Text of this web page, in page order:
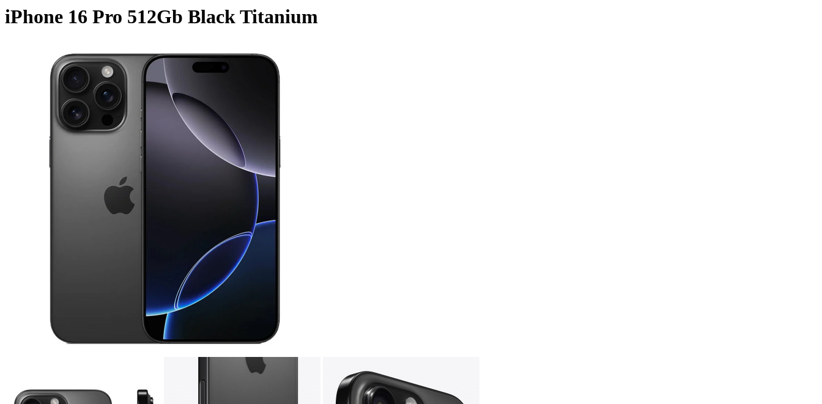
iPhone 16 Pro 512Gb Black Titanium